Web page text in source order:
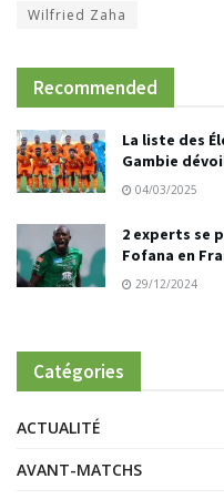
Wilfried Zaha
Recommended
La liste des
Gambie
04/03/2025
2 experts se
Fofana en
29/12/2024
Catégories
ACTUALITÉ
AVANT-MATCHS